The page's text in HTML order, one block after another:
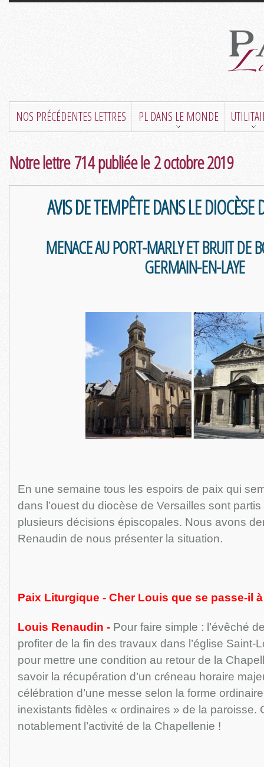
NOS PRÉCÉDENTES LETTRES PL DANS LE MONDE
Notre lettre 714 publiée le 2 octobre 2019
AVIS DE TEMPÊTE DANS LE DIOCÈSE
MENACE AU PORT-MARLY ET BRUIT DE
GERMAIN-EN-LAYE
En une semaine tous les espoirs de paix qui
dans l’ouest du diocèse de Versailles sont
plusieurs décisions épiscopales. Nous avons
Renaudin de nous présenter la situation.
Paix Liturgique - Cher Louis que se passe-il
Louis Renaudin -Pour faire simple : l’évêché
profiter de la fin des travaux dans l’église Saint-
pour mettre une condition au retour de la
savoir la récupération d’un créneau horaire
célébration d’une messe selon la forme
inexistants fidèles « ordinaires » de la paroisse.
notablement l’activité de la Chapellenie !